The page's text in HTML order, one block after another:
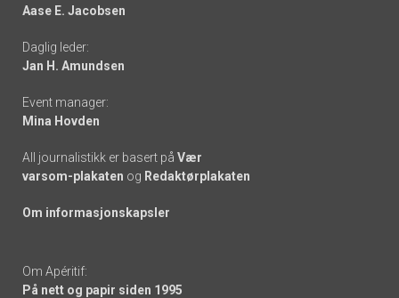
-
links
Aase E. Jacobsen
Daglig leder:
Jan H. Amundsen
Event manager:
Mina Hovden
All journalistikk er basert på Vær
varsom-plakaten og Redaktørplakaten
Om informasjonskapsler
Om Apéritif:
På nett og papir siden 1995